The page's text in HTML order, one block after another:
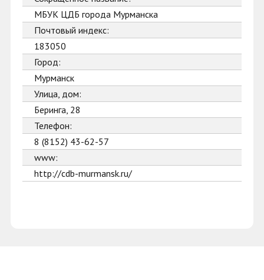
МБУК ЦДБ города Мурманска
Почтовый индекс:
183050
Город:
Мурманск
Улица, дом:
Беринга, 28
Телефон:
8 (8152) 43-62-57
www:
http://cdb-murmansk.ru/